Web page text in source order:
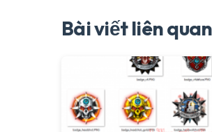
Bài viết liên quan